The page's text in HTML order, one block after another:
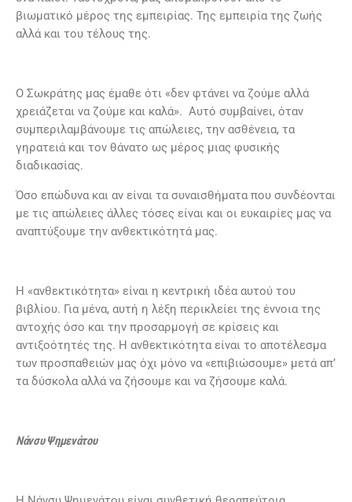
βιωματικό μέρος της εμπειρίας. Της εμπειρία της ζωής
αλλά και του τέλους της.
Ο Σωκράτης μας έμαθε ότι «δεν φτάνει να ζούμε αλλά
χρειάζεται να ζούμε και καλά». Αυτό συμβαίνει, όταν
συμπεριλαμβάνουμε τις απώλειες, την ασθένεια, τα
γηρατειά και τον θάνατο ως μέρος μιας φυσικής
διαδικασίας.
Όσο επώδυνα και αν είναι τα συναισθήματα που συνδέονται
με τις απώλειες άλλες τόσες είναι και οι ευκαιρίες μας να
αναπτύξουμε την ανθεκτικότητά μας.
Η «ανθεκτικότητα» είναι η κεντρική ιδέα αυτού του
βιβλίου. Για μένα, αυτή η λέξη περικλείει της έννοια της
αντοχής όσο και την προσαρμογή σε κρίσεις και
αντιξοότητές της. Η ανθεκτικότητα είναι το αποτέλεσμα
των προσπαθειών μας όχι μόνο να «επιβιώσουμε» μετά απ’
τα δύσκολα αλλά να ζήσουμε και να ζήσουμε καλά.
Νάνσυ Ψημενάτου